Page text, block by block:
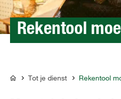
Thema's
Rekentool
COMPO
Tot je dienst Rekentool